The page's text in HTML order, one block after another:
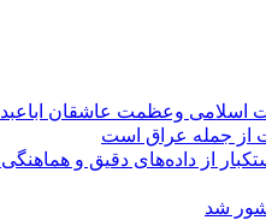
اسلامی وعظمت عاشقان
از جمله عراق است
از داده‌های دقیق و
شد